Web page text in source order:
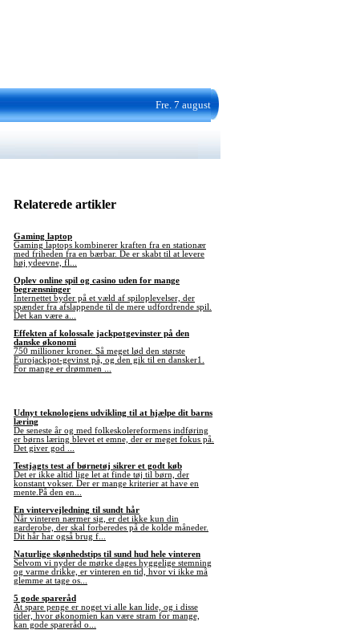
Fre. 7 august
Relaterede artikler
Gaming laptop
Gaming laptops kombinerer kraften fra en stationær
med friheden fra en bærbar. De er skabt til at levere
høj ydeevne, fl...
Oplev online spil og casino uden for mange
begrænsninger
Internettet byder på et væld af spiloplevelser, der
spænder fra afslappende til de mere udfordrende spil.
Det kan være a...
Effekten af kolossale jackpotgevinster på den
danske økonomi
750 millioner kroner. Så meget lød den største
Eurojackpot-gevinst på, og den gik til en dansker1.
For mange er drømmen ...
Udnyt teknologiens udvikling til at hjælpe dit barns
læring
De seneste år og med folkeskolereformens indføring
er børns læring blevet et emne, der er meget fokus på.
Det giver god ...
Testjagts test af børnetøj sikrer et godt køb
Det er ikke altid lige let at finde tøj til børn, der
konstant vokser. Der er mange kriterier at have en
mente.På den en...
En vintervejledning til sundt hår
Når vinteren nærmer sig, er det ikke kun din
garderobe, der skal forberedes på de kolde måneder.
Dit hår har også brug f...
Naturlige skønhedstips til sund hud hele vinteren
Selvom vi nyder de mørke dages hyggelige stemning
og varme drikke, er vinteren en tid, hvor vi ikke må
glemme at tage os...
5 gode spareråd
At spare penge er noget vi alle kan lide, og i disse
tider, hvor økonomien kan være stram for mange,
kan gode spareråd o...